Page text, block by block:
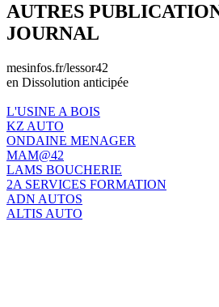
AUTRES
JOURNAL
mesinfos.fr/lessor42
en Dissolution anticipée
L'USINE A BOIS
KZ AUTO
ONDAINE MENAGER
MAM@42
LAMS BOUCHERIE
2A SERVICES FORMATION
ADN AUTOS
ALTIS AUTO